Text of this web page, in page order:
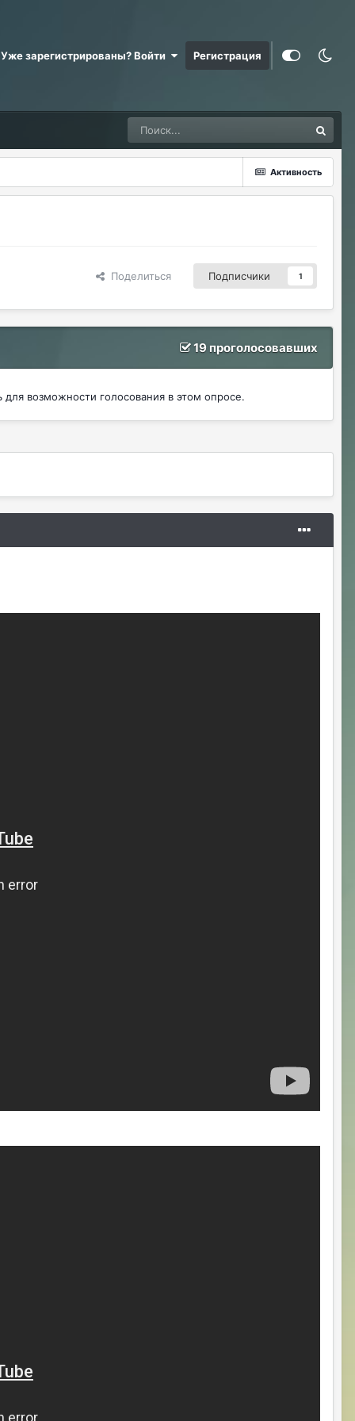
Уже зарегистрированы? Войти Регистрация
Активность
Поделиться Подписчики 1
19 проголосовавших
для возможности голосования в этом опросе.